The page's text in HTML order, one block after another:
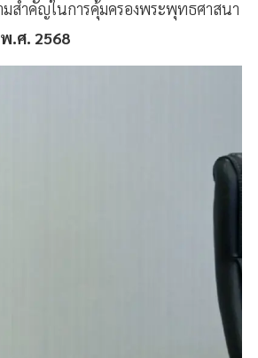
สำคัญในการคุ้มครองพระพุทธศาสนา
.ศ. 2568